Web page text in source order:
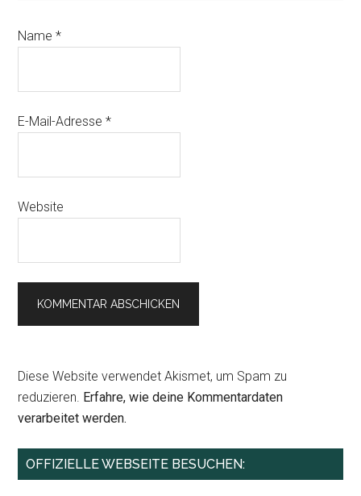
Name*
E-Mail-Adresse*
Website
Diese Website verwendet Akismet, um Spam zu
reduzieren. Erfahre, wie deine Kommentardaten
verarbeitet werden.
Haupt-
OFFIZIELLE WEBSEITE BESUCHEN: